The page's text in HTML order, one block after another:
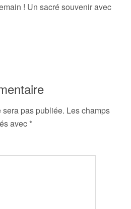
! Un sacré souvenir avec
pas publiée. Les champs
avec *